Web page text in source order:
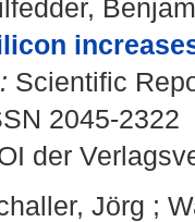
Scientific
2045-2322
der
Jörg ;